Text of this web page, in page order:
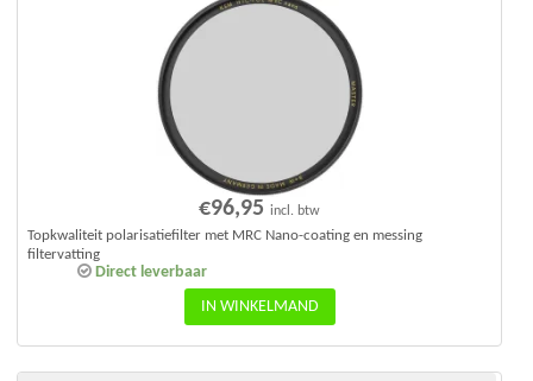
€96,95 incl. btw
Direct leverbaar
Topkwaliteit polarisatiefilter met MRC Nano-coating en messing
filtervatting
IN WINKELMAND